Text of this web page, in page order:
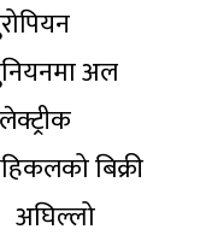
अल
बिक्री
अघिल्लो